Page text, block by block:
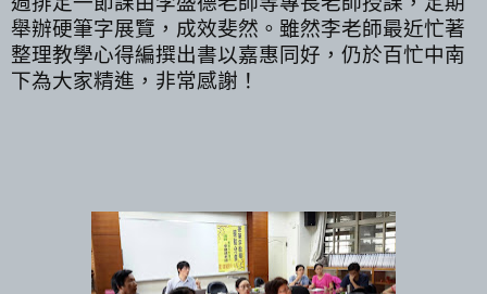
舉辦硬筆字展覽，成效斐然。雖然李老師最近忙著
整理教學心得編撰出書以嘉惠同好，仍於百忙中南
下為大家精進，非常感謝！